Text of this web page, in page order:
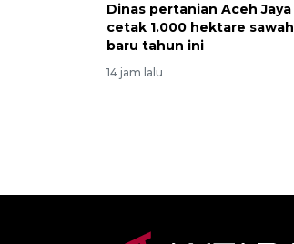
Dinas pertanian Aceh Jaya
cetak 1.000 hektare sawah
baru tahun ini
14 jam lalu